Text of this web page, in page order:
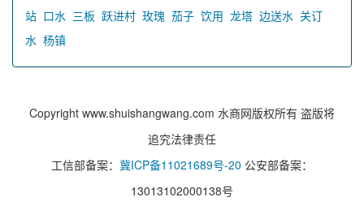
站 口水 三板 跃进村 玫瑰 茄子 饮用 龙塔 边送水 关订
水 杨镇
Copyright www.shuishangwang.com 水商网版权所有 盗版将
追究法律责任
工信部备案： 冀ICP备11021689号-20 公安部备案：
13013102000138号